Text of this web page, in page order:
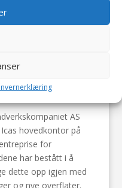
AS
hovedkontor på
for
har bestått i å
dette opp igjen med
og nye overflater.